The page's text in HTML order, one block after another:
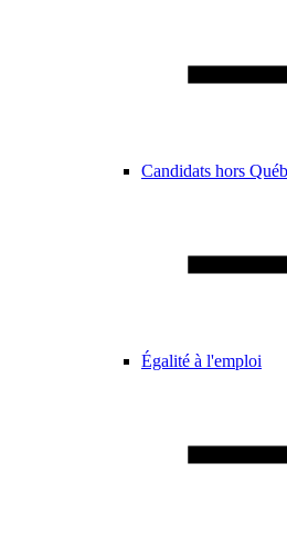
Candidats hors
Égalité à l'emploi